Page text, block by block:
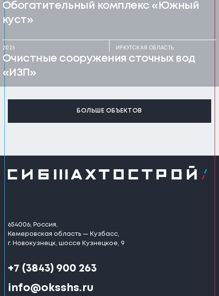
Обогатительный комплекс «Южный
куст»
2025 ИРКУТСКАЯ ОБЛАСТЬ
Очистные сооружения сточных вод
«ИЗП»
БОЛЬШЕ ОБЪЕКТОВ
654006, Россия,
Кемеровская область — Кузбасс,
г. Новокузнецк, шоссе Кузнецкое, 9
+7 (3843) 900 263
info@oksshs.ru